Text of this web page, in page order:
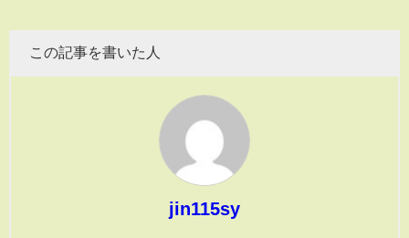
この記事を書いた人
jin115sy